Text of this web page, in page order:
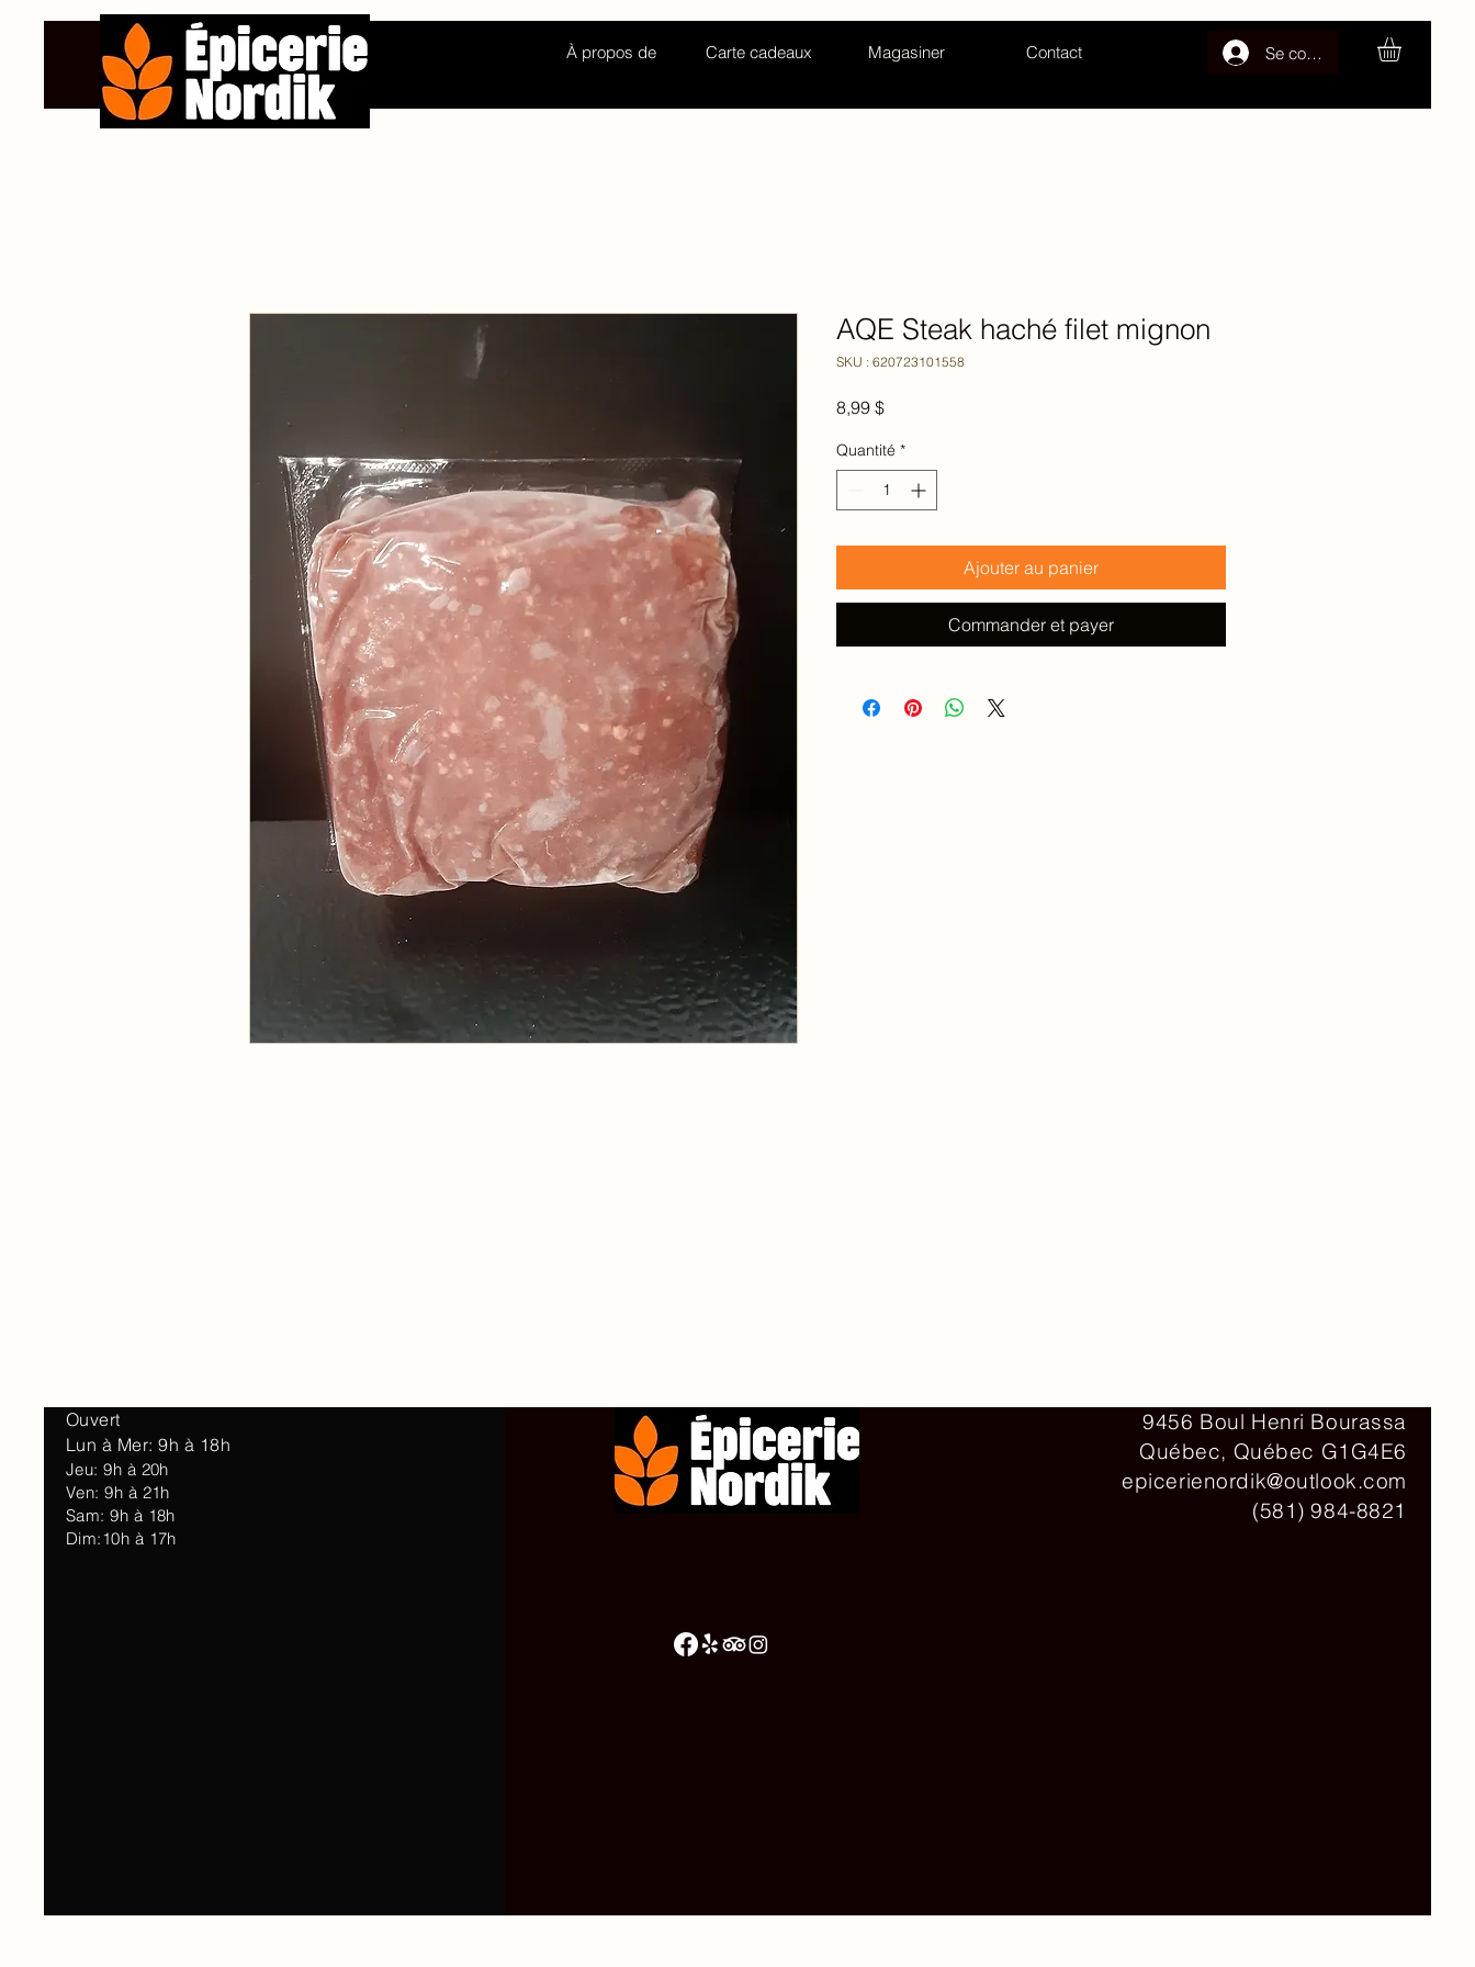
À propos de Carte cadeaux Magasiner Contact Se connecter
AQE Steak haché filet mignon
SKU : 620723101558
8,99 $Prix
Quantité *
Ajouter au panier
Commander et payer
Ouvert
Lun à Mer: 9h à 18h
Jeu: 9h à 20h
Ven: 9h à 21h
Sam: 9h à 18h
Dim:10h à 17h
9456 Boul Henri Bourassa
Québec, Québec G1G4E6
epicerienordik@outlook.com
(581) 984-8821